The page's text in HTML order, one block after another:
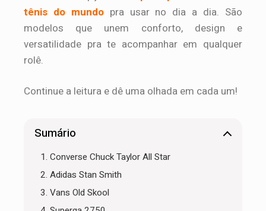
tênis do mundopra usar no dia a dia. São
modelos que unem conforto, design e
versatilidade pra te acompanhar em qualquer
rolê.
Continue a leitura e dê uma olhada em cada um!
Sumário
1. Converse Chuck Taylor All Star
2. Adidas Stan Smith
3. Vans Old Skool